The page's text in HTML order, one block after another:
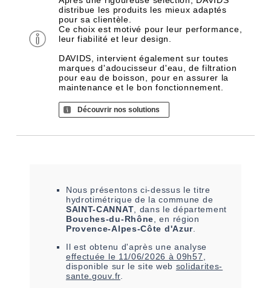
distribue les produits les mieux adaptés
pour sa clientèle.
Ce choix est motivé pour leur performance,
leur fiabilité et leur design.
DAVIDS, intervient également sur toutes
marques d'adoucisseur d'eau, de filtration
pour eau de boisson, pour en assurer la
maintenance et le bon fonctionnement.
Découvrir nos solutions
Nous présentons ci-dessus le titre
hydrotimétrique de la commune de
SAINT-CANNAT , dans le département
Bouches-du-Rhône , en région
Provence-Alpes-Côte d'Azur
Il est obtenu d'après une analyse
effectuée le 11/06/2026 à 09h57
disponible sur le site web solidarites-
sante.gouv.fr.